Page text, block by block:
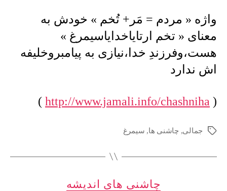
=
مَر+
»
«
واژه « مردم = مَر+ تُخم » خودش به
معنای « تخم ارتایاخدایاسیمرغ »
هست،وفرزندِ خدا،نیازی به پیامبروخلیفه
اش ندارد
(
http://www.jamali.info/chashniha
)
برچسب‌ها
جمالی, چاشنی ها, سیمرغ
دسته‌ها
چاشنی های اندیشه